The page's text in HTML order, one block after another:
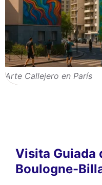
Arte Callejero en París
Visita Guiada
Boulogne-